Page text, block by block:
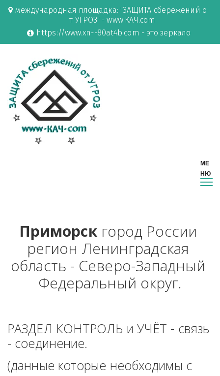
международная площадка: "ЗАЩИТА сбережений о
т УГРОЗ" - www.КАЧ.com
https://www.xn--80at4b.com - это зеркало
Приморск город России
регион Ленинградская
область - Северо-Западный
Федеральный округ.
РАЗДЕЛ КОНТРОЛЬ и УЧЁТ - связь
- соединение.
(данные которые необходимы с